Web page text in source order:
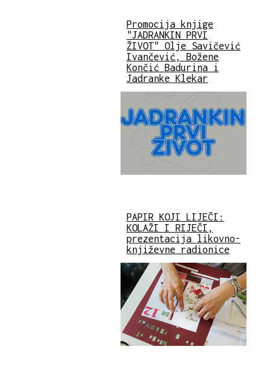
Promocija knjige
"JADRANKIN PRVI
ŽIVOT" Olje Savičević
Ivančević, Božene
Končić Badurina i
Jadranke Klekar
PAPIR KOJI LIJEČI:
KOLAŽI I RIJEČI,
prezentacija likovno-
književne radionice